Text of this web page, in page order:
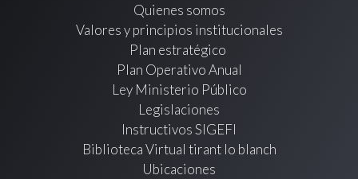
Quienes somos
Valores y principios institucionales
Plan estratégico
Plan Operativo Anual
Ley Ministerio Público
Legislaciones
Instructivos SIGEFI
Biblioteca Virtual tirant lo blanch
Ubicaciones